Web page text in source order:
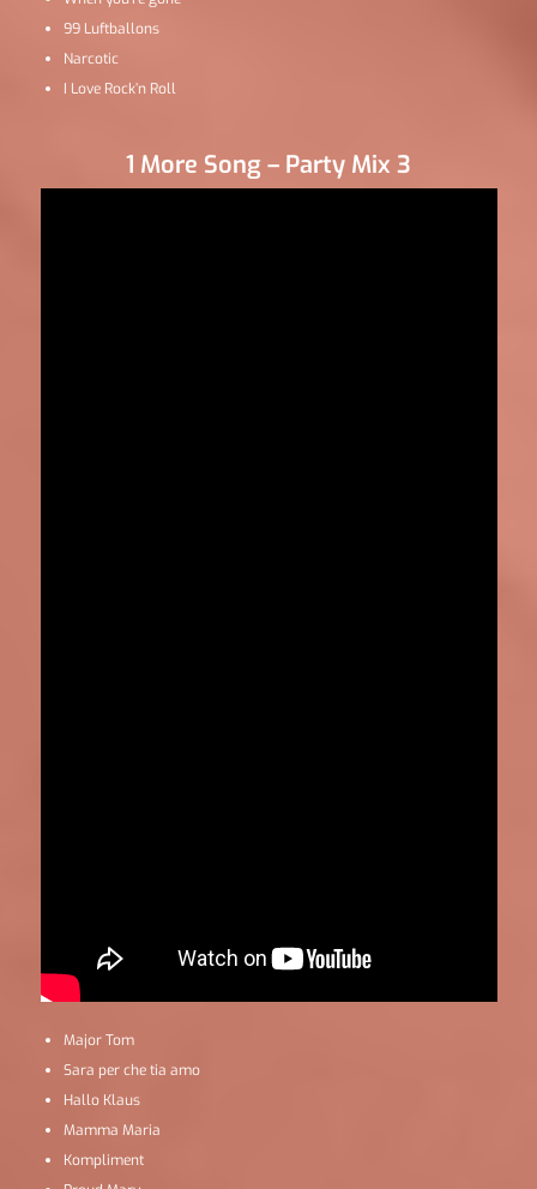
99 Luftballons
Narcotic
I Love Rock’n Roll
1 More Song – Party Mix 3
Major Tom
Sara per che tia amo
Hallo Klaus
Mamma Maria
Kompliment